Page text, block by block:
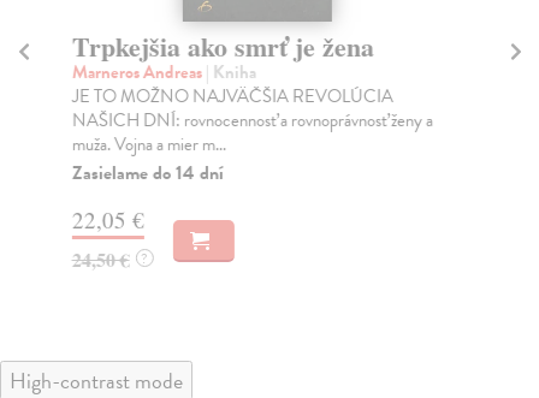
Trpkejšia ako smrť je žena
Marneros Andreas| Kniha
JE TO MOŽNO NAJVÄČŠIA REVOLÚCIA
NAŠICH DNÍ: rovnocennosť a rovnoprávnosť ženy a
muža. Vojna a mier m...
Zasielame do 14 dní
22,05 €
24,50 € ?
High-contrast mode